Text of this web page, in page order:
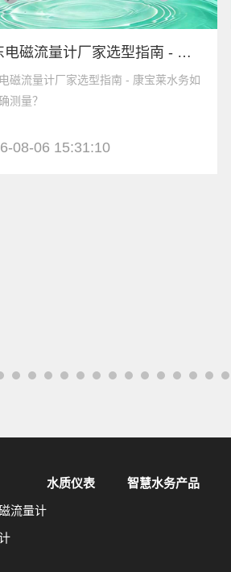
广东电磁流量计厂家选型指南 - 康宝莱水务如何精确测量？
磁流量计厂家选型指南 - 康宝莱水务如
测量？
08-06 15:31:10
流量计
水质仪表 智慧水务产品